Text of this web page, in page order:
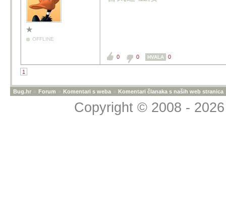
OFFLINE
0 0 HVALA 0
1
Bug.hr » Forum » Komentari s weba » Komentari članaka s naših web stranica
Copyright © 2008 -